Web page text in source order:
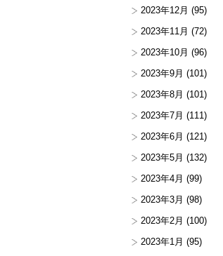
2023年12月 (95)
2023年11月 (72)
2023年10月 (96)
2023年9月 (101)
2023年8月 (101)
2023年7月 (111)
2023年6月 (121)
2023年5月 (132)
2023年4月 (99)
2023年3月 (98)
2023年2月 (100)
2023年1月 (95)